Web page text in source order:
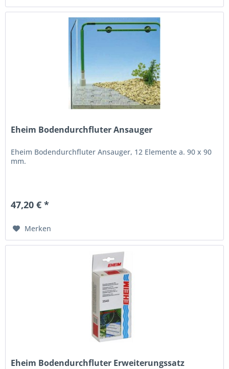
Eheim Bodendurchfluter Ansauger
Eheim Bodendurchfluter Ansauger, 12 Elemente a. 90 x 90
mm.
47,20 € *
Merken
Eheim Bodendurchfluter Erweiterungssatz